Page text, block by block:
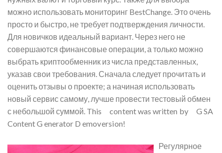
можно использовать мониторинг BestChange. Это очень
просто и быстро, не требует подтверждения личности.
Для новичков идеальный вариант. Через него не
совершаются финансовые операции, а только можно
выбрать криптообменник из числа представленных,
указав свои требования. Сначала следует прочитать и
оценить отзывы о проекте; а начиная использовать
новый сервис самому, лучше провести тестовый обмен
с небольшой суммой. ᠎Th​is c on tent was written by G SA
C on​te nt G ener᠎ator D emov ersi on​!
Регулярное